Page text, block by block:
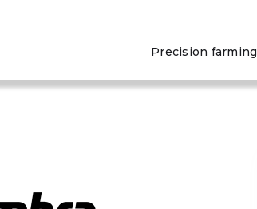
Precision farming